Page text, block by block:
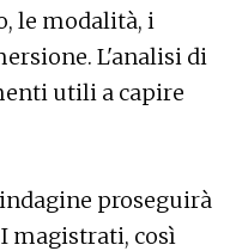
le modalità, i
L'analisi di
utili a capire
proseguirà
magistrati, così